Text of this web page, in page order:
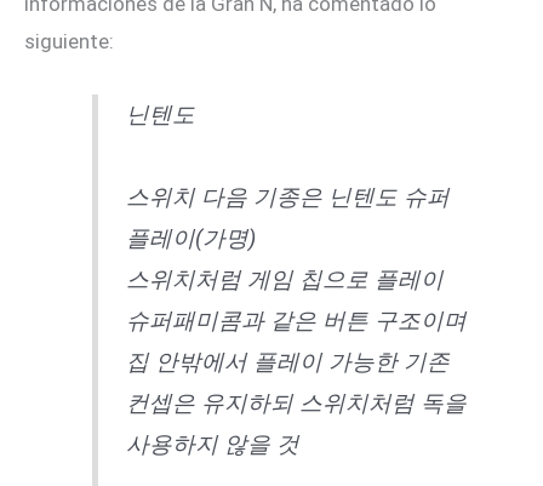
siguiente:
닌텐도
스위치 다음 기종은 닌텐도 슈퍼
플레이(가명)
스위치처럼 게임 칩으로 플레이
슈퍼패미콤과 같은 버튼 구조이며
집 안밖에서 플레이 가능한 기존
컨셉은 유지하되 스위치처럼 독을
사용하지 않을 것